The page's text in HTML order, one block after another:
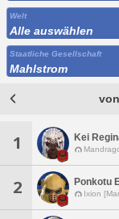
Welt
Alle auswählen
Staatliche Gesellschaft
Mahlstrom
1 Kei
2 Ponkotu
Ixion